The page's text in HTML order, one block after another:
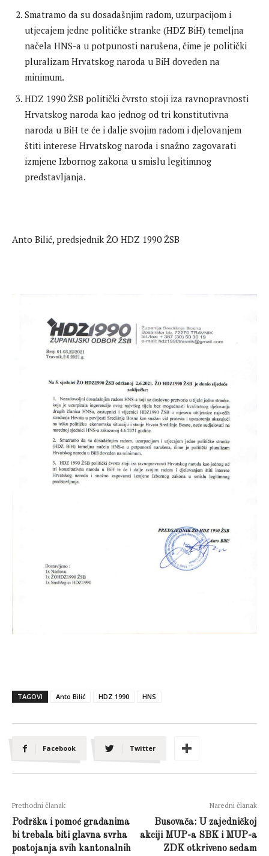
Smatramo da su dosadašnjim radom, uzurpacijom i
utjecajem jedne političke stranke (HDZ BiH) temeljna
načela HNS-a u potpunosti narušena, čime je politički
pluralizam Hrvatskog naroda u BiH doveden na
minimum.
HDZ 1990 ŽSB politički čvrsto stoji iza ravnopravnosti
Hrvatskog naroda kao jednog od tri konstitutivna
naroda u BiH te će i dalje svojim radom i djelovanjem
štiti interese Hrvatskog naroda i snažno zagovarati
izmjene Izbornog zakona u smislu legitimnog
predstavljanja.
Anto Bilić, predsjednik ŽO HDZ 1990 ŽSB
TAGOVI Anto Bilić HDZ 1990 HNS
Facebook Twitter
Prethodni članak
Podrška i pomoć građanima
bi trebala biti glavna svrha
postojanja svih kantonalnih
Naredni članak
Busovača: U zajedničkoj
akciji MUP-a SBK i MUP-a
ZDK otkriveno sedam